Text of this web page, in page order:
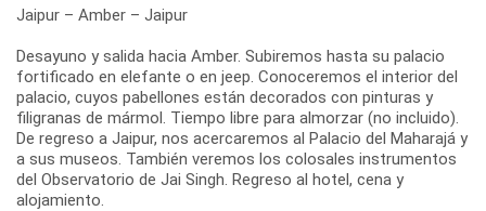
Jaipur – Amber – Jaipur
Desayuno y salida hacia Amber. Subiremos hasta su palacio
fortificado en elefante o en jeep. Conoceremos el interior del
palacio, cuyos pabellones están decorados con pinturas y
filigranas de mármol. Tiempo libre para almorzar (no incluido).
De regreso a Jaipur, nos acercaremos al Palacio del Maharajá y
a sus museos. También veremos los colosales instrumentos
del Observatorio de Jai Singh. Regreso al hotel, cena y
alojamiento.